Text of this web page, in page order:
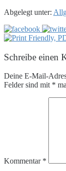
Abgelegt unter:
Schreibe einen
Deine E-Mail-
Felder sind mit *
Kommentar *